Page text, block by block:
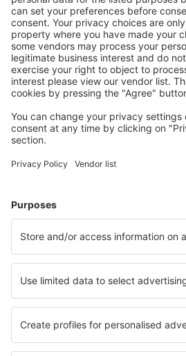
S námi ušetříte
Atraktivní ceny a speciální
uživatele.
Ubytování dle vašeho
Vyberte si z více než 1.3 milionu
Nejvyhledávanější hotely
Hotely in Solden Hotely v Grazu
Hotely in Niederau Hotely in
Hotely in Gerlos Hotely in Klösterle
Nejlepší hotely - města